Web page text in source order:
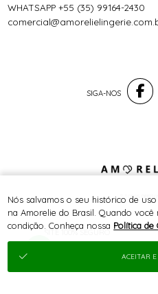
SITE 100% SEGURO
WHATSAPP +55 (35) 99164-2430
® TODOS
Nós salvamos o seu histórico de
na Amorelie do Brasil. Quando
condição. Conheça nossa Política de
ACEITAR